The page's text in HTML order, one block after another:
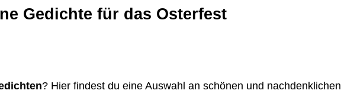
Gedichte für das Osterfest
? Hier findest du eine Auswahl an schönen und nachdenklichen